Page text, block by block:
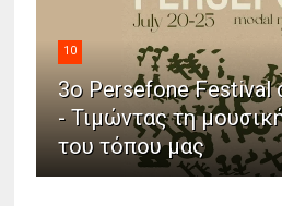
10
3ο Persefone Festival
- Τιμώντας τη
του τόπου μας